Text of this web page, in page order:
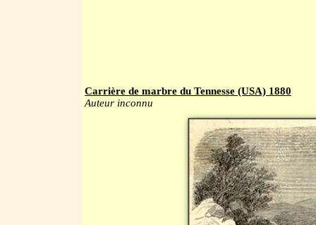
Carrière de marbre du Tennesse (USA) 1880
Auteur inconnu